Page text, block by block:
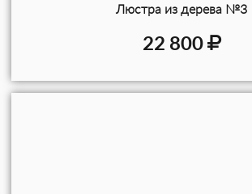
Люстра из дерева №3
22 800